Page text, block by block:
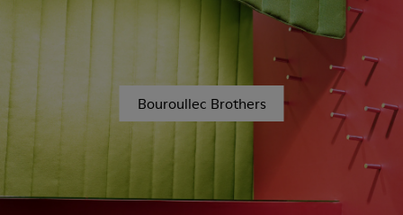
Bouroullec Brothers